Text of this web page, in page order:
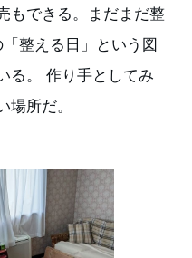
もできる。まだまだ整
整える日」という図
る。 作り手としてみ
所だ。